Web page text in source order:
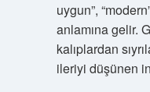
uygun”,
anlamına gelir.
kalıplardan
ileriyi düşünen